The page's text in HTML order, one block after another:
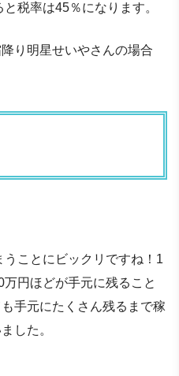
税率は45％になります。
り明星せいやさんの場合
ことにビックリですね！1
円ほどが手元に残ること
手元にたくさん残るまで稼
した。